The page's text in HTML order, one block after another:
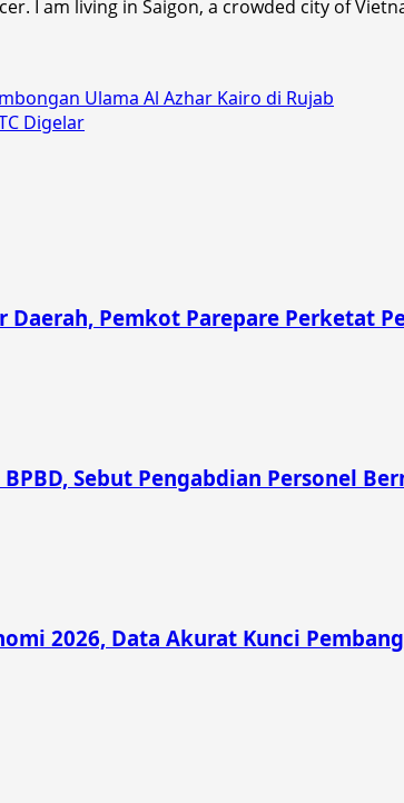
I am living in Saigon, a crowded city of
Ulama Al Azhar Kairo di Rujab
Digelar
Pemkot Parepare Perketat
Sebut Pengabdian Personel
2026, Data Akurat Kunci